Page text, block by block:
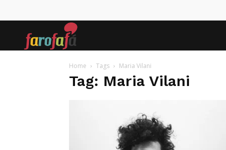
Home Tags Maria Vilani
Tag: Maria Vilani